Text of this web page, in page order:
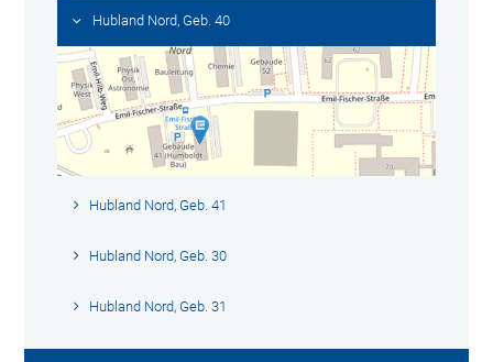
Hubland Nord, Geb. 40
Hubland Nord, Geb. 41
Hubland Nord, Geb. 30
Hubland Nord, Geb. 31